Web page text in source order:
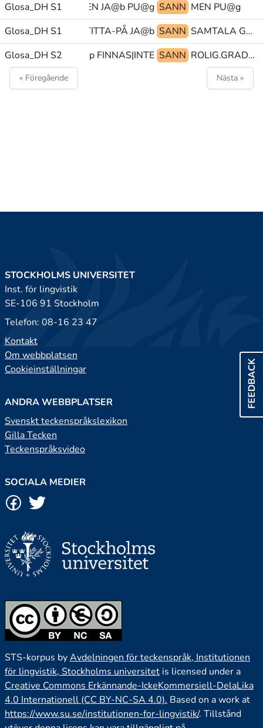
Glosa_DH S1
MEN JA@b PU@g SANN MEN PU@g
Glosa_DH S1
HOPPA-NER TITTA-PÅ JA@b SANN
SAMTALA GLOSA:(?) BRO
Glosa_DH S2
FINNAS|INTE SANN ROLIG.GRAD BERÄTTA OCKSÅ
« Föregående Nästa »
FEEDBACK
STOCKHOLMS UNIVERSITET
Inst. för lingvistik
SE-106 91 Stockholm
Telefon: 08-16 23 47
Kontakt
Om webbplatsen
Cookieinställningar
ANDRA WEBBPLATSER
Svenskt teckenspråkslexikon
Gilla Tecken
Teckenspråksvideo
SOCIALA MEDIER
STS-korpus byAvdelningen för teckenspråk, Institutionen
för lingvistik, Stockholms universitet is licensed under a
Creative Commons Erkännande-IckeKommersiell-DelaLika
4.0 Internationell (CC BY-NC-SA 4.0). Based on a work at
https://www.su.se/institutionen-for-lingvistik/. Tillstånd